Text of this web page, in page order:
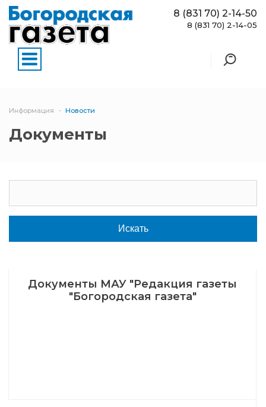
8 (831 70) 2-14-50
8 (831 70) 2-14-05
Информация Новости
Документы
Документы МАУ "Редакция газеты
"Богородская газета"